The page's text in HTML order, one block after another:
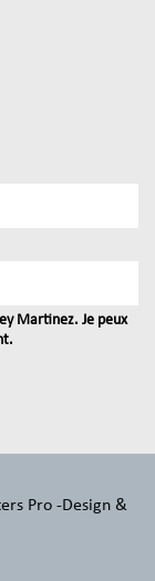
Martinez. Je peux
Pro -Design &